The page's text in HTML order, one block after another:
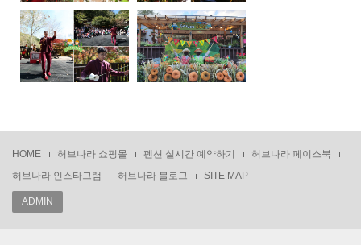
HOME 허브나라 쇼핑몰 펜션 실시간 예약하기
허브나라 페이스북
허브나라 인스타그램
허브나라 블로그 SITE MAP
ADMIN